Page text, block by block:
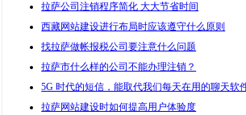
拉萨公司注销程序简化 大大节省时间
西藏网站建设进行布局时应该遵守什么原则
找拉萨做帐报税公司要注意什么问题
拉萨市什么样的公司不能办理注销？
5G 时代的短信，能取代我们每天在用的聊天软
拉萨网站建设时如何提高用户体验度